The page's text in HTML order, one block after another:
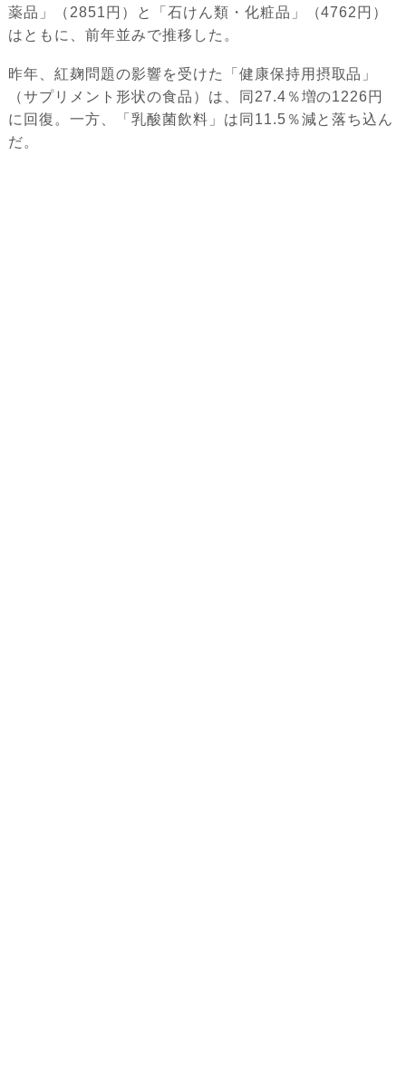
薬品」（2851円）と「石けん類・化粧品」（4762円）
はともに、前年並みで推移した。
昨年、紅麹問題の影響を受けた「健康保持用摂取品」
（サプリメント形状の食品）は、同27.4％増の1226円
に回復。一方、「乳酸菌飲料」は同11.5％減と落ち込ん
だ。